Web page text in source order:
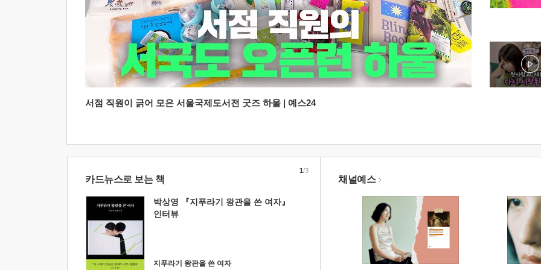
서점 직원이 긁어 모은 서울국제도서전 굿즈 하울 | 예스24
카드뉴스로 보는 책
박상영 『지푸라기 왕관을 쓴 여자』
인터뷰
지푸라기 왕관을 쓴 여자
1/3
채널예스